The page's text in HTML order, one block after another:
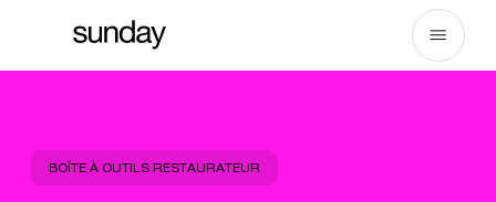
BOÎTE À OUTILS RESTAURATEUR